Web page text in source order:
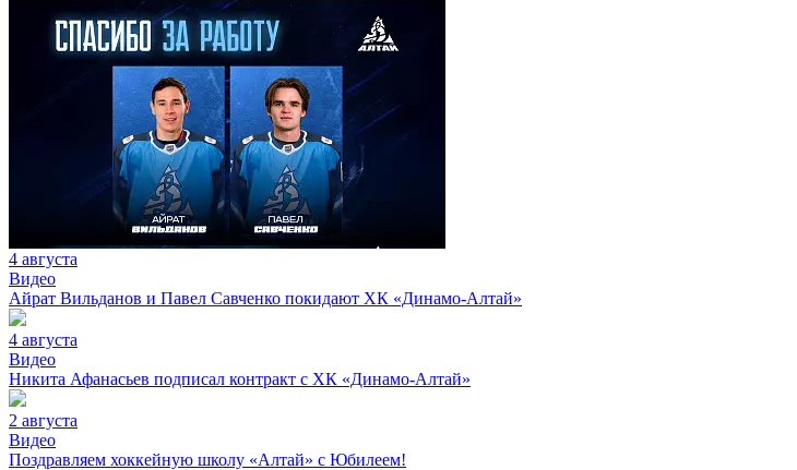
4 августа
Видео
Айрат Вильданов и Павел Савченко покидают ХК «Динамо-Алтай»
4 августа
Видео
Никита Афанасьев подписал контракт с ХК «Динамо-Алтай»
2 августа
Видео
Поздравляем хоккейную школу «Алтай» с Юбилеем!